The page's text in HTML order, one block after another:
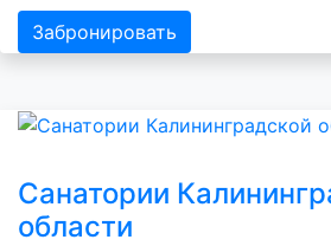
Забронировать
Санатории
области